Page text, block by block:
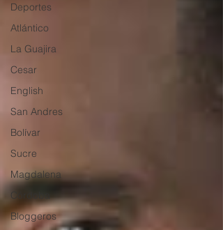
Deportes
Atlántico
La Guajira
Cesar
English
San Andres
Bolívar
Sucre
Magdalena
Córdoba
Bloggeros